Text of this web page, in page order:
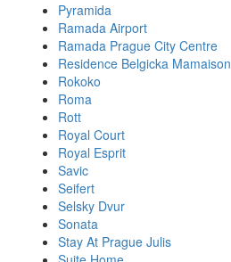
Pyramida
Ramada Airport
Ramada Prague City Centre
Residence Belgicka Mamaison
Rokoko
Roma
Rott
Royal Court
Royal Esprit
Savic
Seifert
Selsky Dvur
Sonata
Stay At Prague Julis